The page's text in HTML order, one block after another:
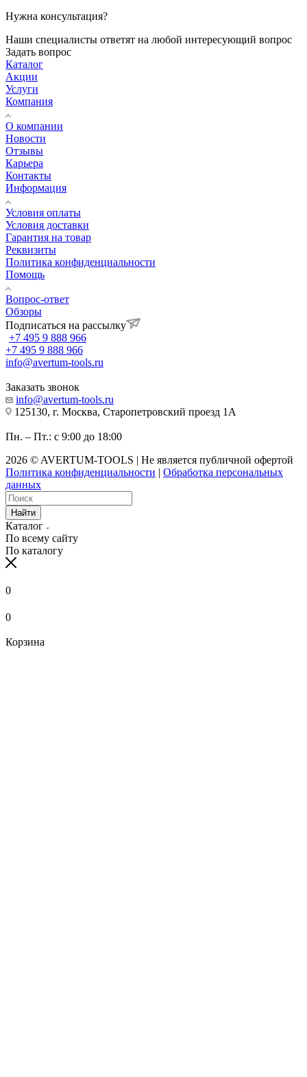
Нужна консультация?
Наши специалисты ответят на любой интересующий вопрос
Задать вопрос
Каталог
Акции
Услуги
Компания
О компании
Новости
Отзывы
Карьера
Контакты
Информация
Условия оплаты
Условия доставки
Гарантия на товар
Реквизиты
Политика конфиденциальности
Помощь
Вопрос-ответ
Обзоры
Подписаться на рассылку
+7 495 9 888 966
+7 495 9 888 966
info@avertum-tools.ru
Заказать звонок
info@avertum-tools.ru
125130, г. Москва, Старопетровский проезд 1А
Пн. – Пт.: с 9:00 до 18:00
2026 © AVERTUM-TOOLS | Не является публичной офертой
Политика конфиденциальности | Обработка персональных
данных
Найти
Каталог
По всему сайту
По каталогу
0
0
Корзина